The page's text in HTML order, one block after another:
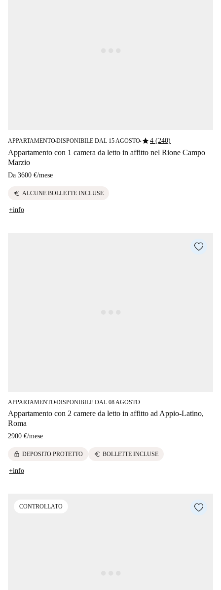
APPARTAMENTO■DISPONIBILE DAL 15 AGOSTO■star4 (240)
Appartamento con 1 camera da letto in affitto nel Rione Campo
Marzio
Da 3600 €/mese
euro ALCUNE BOLLETTE INCLUSE
+info
APPARTAMENTO■DISPONIBILE DAL 08 AGOSTO
Appartamento con 2 camere da letto in affitto ad Appio-Latino,
Roma
2900 €/mese
lock DEPOSITO PROTETTO euro BOLLETTE INCLUSE
+info
CONTROLLATO